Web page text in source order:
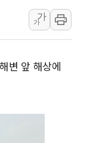
전 출구전략 만지작…
해·삼척 시간당 최대
거하다 참변…60대 환
구 주택가서 흉기 난
령 "결혼 때문에 손해
동도 인근 해상서 모터
'위안부' 피해자 기림의
가
가
변 앞 해상에